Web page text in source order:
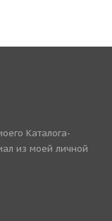
Каталога-
из моей личной